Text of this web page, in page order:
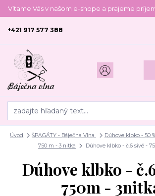
Vítame Vás v našom e-shope a prajeme
+421 917 577 388
Úvod ŠPAGÁTY - Báječna Vlna
Dúhove klbko - 50
750 m - 3 nitka
Dúhove klbko - č.6 sivé -
Dúhove klbko -
750m -